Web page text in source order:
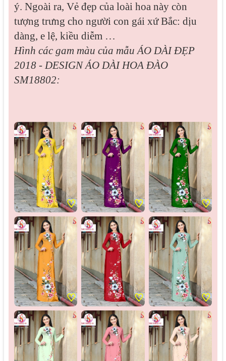
ý. Ngoài ra, Vẻ đẹp của loài hoa này còn
tượng trưng cho người con gái xứ Bắc: dịu
dàng, e lệ, kiều diễm …
Hình các gam màu của mẫuÁO DÀI ĐẸP
2018 - DESIGN ÁO DÀI HOA ĐÀO
SM18802:
♡ ♡ ♡
♡ ♡ ♡